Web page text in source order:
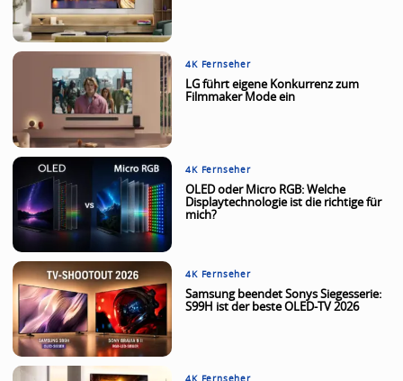
4K Fernseher
LG führt eigene Konkurrenz zum
Filmmaker Mode ein
4K Fernseher
OLED oder Micro RGB: Welche
Displaytechnologie ist die richtige für
mich?
4K Fernseher
Samsung beendet Sonys Siegesserie:
S99H ist der beste OLED-TV 2026